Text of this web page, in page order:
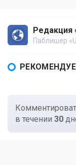
Редакция
Паблишер
в течении 30